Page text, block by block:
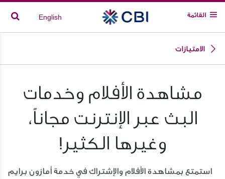
القائمة English
الامتيازات
مشاهدة الأفلام وخدمات
البث عبر الإنترنت مجاناً،
وغيرها الكثير!
استمتع بمشاهدة الأفلام والإشتراك في خدمة أمازون برايم